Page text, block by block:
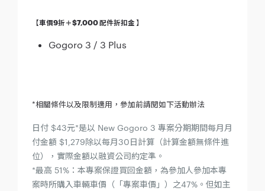
【車價9折＋$7,000 配件折扣金 】
Gogoro 3 / 3 Plus
*相關條件以及限制適用，參加前請閱如下活動辦法
日付 $43元*是以 New Gogoro 3 專案分期期間每月月
付金額 $1,279除以每月30日計算（計算金額無條件進
位），實際金額以融資公司約定準。
*最高 51%：本專案保證買回金額，為參加人參加本專
案時所購入車輛車價（「專案車價」）之47%。但如主